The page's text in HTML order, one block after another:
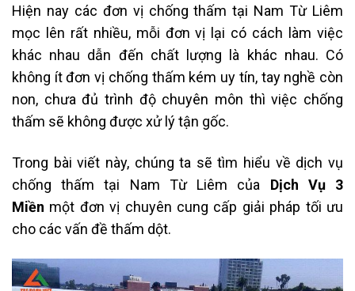
Hiện nay các đơn vị chống thấm tại Nam Từ Liêm
mọc lên rất nhiều, mỗi đơn vị lại có cách làm việc
khác nhau dẫn đến chất lượng là khác nhau. Có
không ít đơn vị chống thấm kém uy tín, tay nghề còn
non, chưa đủ trình độ chuyên môn thì việc chống
thấm sẽ không được xử lý tận gốc.
Trong bài viết này, chúng ta sẽ tìm hiểu về dịch vụ
chống thấm tại Nam Từ Liêm của Dịch Vụ 3
Miền một đơn vị chuyên cung cấp giải pháp tối ưu
cho các vấn đề thấm dột.